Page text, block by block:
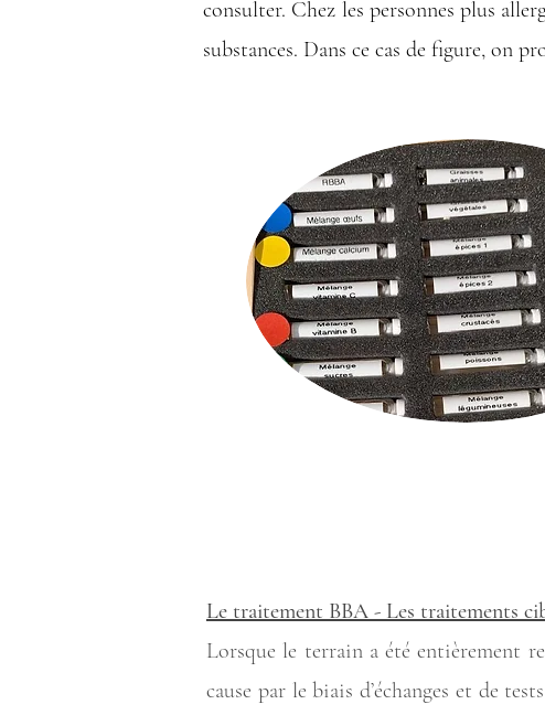
consulter. Chez les personnes plus
substances. Dans ce cas de figure, on
Le traitement BBA - Les traitements
Lorsque le terrain a été entièrement
cause par le biais d’échanges et de